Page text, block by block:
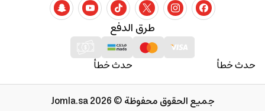
حدث خطأ حدث خطأ
طرق الدفع
جميع الحقوق محفوظة © 2026 Jomla.sa